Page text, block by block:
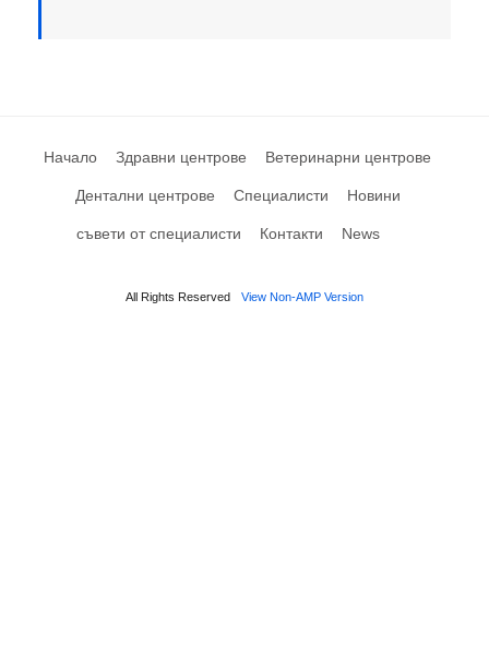
Начало Здравни центрове Ветеринарни центрове
Дентални центрове Специалисти Новини
съвети от специалисти Контакти News
All Rights Reserved View Non-AMP Version